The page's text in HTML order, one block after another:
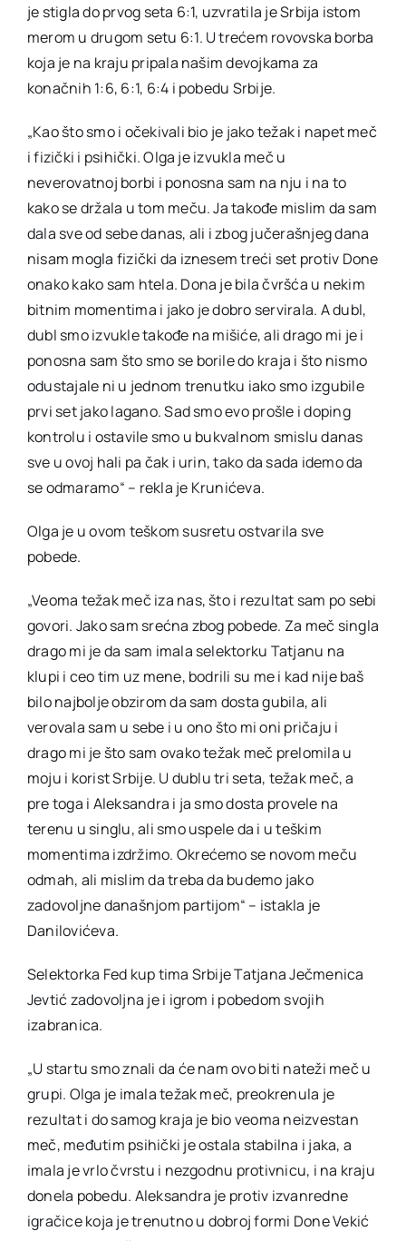
je stigla do prvog seta 6:1, uzvratila je Srbija istom
merom u drugom setu 6:1. U trećem rovovska borba
koja je na kraju pripala našim devojkama za
konačnih 1:6, 6:1, 6:4 i pobedu Srbije.
„Kao što smo i očekivali bio je jako težak i napet meč
i fizički i psihički. Olga je izvukla meč u
neverovatnoj borbi i ponosna sam na nju i na to
kako se držala u tom meču. Ja takođe mislim da sam
dala sve od sebe danas, ali i zbog jučerašnjeg dana
nisam mogla fizički da iznesem treći set protiv Done
onako kako sam htela. Dona je bila čvršća u nekim
bitnim momentima i jako je dobro servirala. A dubl,
dubl smo izvukle takođe na mišiće, ali drago mi je i
ponosna sam što smo se borile do kraja i što nismo
odustajale ni u jednom trenutku iako smo izgubile
prvi set jako lagano. Sad smo evo prošle i doping
kontrolu i ostavile smo u bukvalnom smislu danas
sve u ovoj hali pa čak i urin, tako da sada idemo da
se odmaramo“ – rekla je Krunićeva.
Olga je u ovom teškom susretu ostvarila sve
pobede.
„Veoma težak meč iza nas, što i rezultat sam po sebi
govori. Jako sam srećna zbog pobede. Za meč singla
drago mi je da sam imala selektorku Tatjanu na
klupi i ceo tim uz mene, bodrili su me i kad nije baš
bilo najbolje obzirom da sam dosta gubila, ali
verovala sam u sebe i u ono što mi oni pričaju i
drago mi je što sam ovako težak meč prelomila u
moju i korist Srbije. U dublu tri seta, težak meč, a
pre toga i Aleksandra i ja smo dosta provele na
terenu u singlu, ali smo uspele da i u teškim
momentima izdržimo. Okrećemo se novom meču
odmah, ali mislim da treba da budemo jako
zadovoljne današnjom partijom“ – istakla je
Danilovićeva.
Selektorka Fed kup tima Srbije Tatjana Ječmenica
Jevtić zadovoljna je i igrom i pobedom svojih
izabranica.
„U startu smo znali da će nam ovo biti nateži meč u
grupi. Olga je imala težak meč, preokrenula je
rezultat i do samog kraja je bio veoma neizvestan
meč, međutim psihički je ostala stabilna i jaka, a
imala je vrlo čvrstu i nezgodnu protivnicu, i na kraju
donela pobedu. Aleksandra je protiv izvanredne
igračice koja je trenutno u dobroj formi Done Vekić